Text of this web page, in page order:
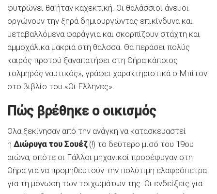
φυτρώνει θα ήταν καχεκτική. Οι θαλάσσιοι άνεμοι
οργώνουν την ξηρά δημιουργώντας επικίνδυνα και
μεταβαλλόμενα φαράγγια και σκορπίζουν στάχτη και
αμμοχάλικα μακριά στη θάλσσα. Θα περάσει πολύς
καιρός προτού ξαναπατήσει στη Θήρα κάποιος
τολμηρός ναυτικός», γράφει χαρακτηριστικά ο Μπίτον
στο βιβλίο του «Οι Ελληνες».
Πώς βρέθηκε ο οικισμός
Ολα ξεκίνησαν από την ανάγκη να κατασκευαστεί
η Διώρυγα του Σουέζ(!) το δεύτερο μισό του 19ου
αιώνα, οπότε οι Γάλλοι μηχανικοί προσέφυγαν στη
Θήρα για να προμηθευτούν την πολύτιμη ελαφρόπετρα
για τη μόνωση των τοιχωμάτων της. Οι ενδείξεις για